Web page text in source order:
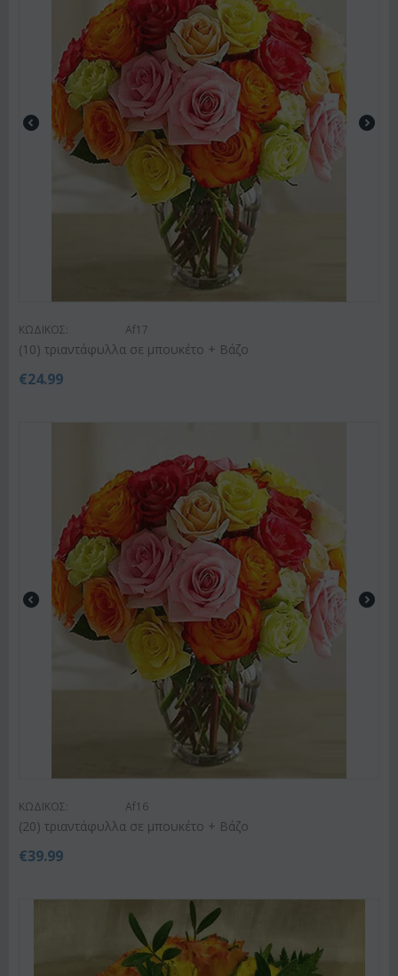
ΚΩΔΙΚΟΣ: Af17
(10) τριαντάφυλλα σε μπουκέτο + Βάζο
€24.99
ΚΩΔΙΚΟΣ: Af16
(20) τριαντάφυλλα σε μπουκέτο + Βάζο
€39.99